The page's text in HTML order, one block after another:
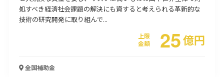
処すべき経済社会課題の解決にも資すると考えられる革新的な
技術の研究開発に取り組んで...
上限
金額
25億円
全国補助金